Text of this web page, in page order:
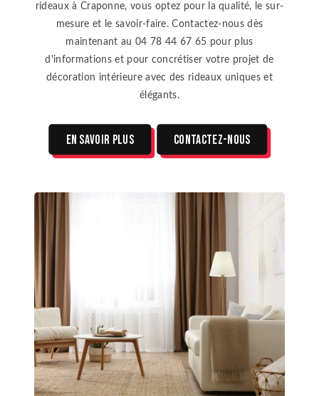
rideaux à Craponne, vous optez pour la qualité, le sur-
mesure et le savoir-faire. Contactez-nous dès
maintenant au 04 78 44 67 65 pour plus
d'informations et pour concrétiser votre projet de
décoration intérieure avec des rideaux uniques et
élégants.
En savoir plus Contactez-nous